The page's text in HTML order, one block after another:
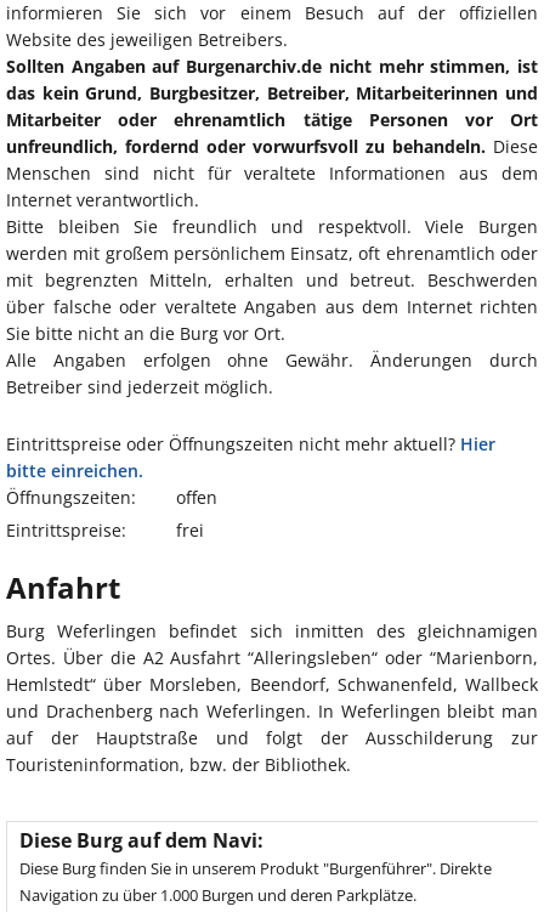
informieren Sie sich vor einem Besuch auf der offiziellen
Website des jeweiligen Betreibers.
Sollten Angaben auf Burgenarchiv.de nicht mehr stimmen, ist
das kein Grund, Burgbesitzer, Betreiber, Mitarbeiterinnen und
Mitarbeiter oder ehrenamtlich tätige Personen vor Ort
unfreundlich, fordernd oder vorwurfsvoll zu behandeln. Diese
Menschen sind nicht für veraltete Informationen aus dem
Internet verantwortlich.
Bitte bleiben Sie freundlich und respektvoll. Viele Burgen
werden mit großem persönlichem Einsatz, oft ehrenamtlich oder
mit begrenzten Mitteln, erhalten und betreut. Beschwerden
über falsche oder veraltete Angaben aus dem Internet richten
Sie bitte nicht an die Burg vor Ort.
Alle Angaben erfolgen ohne Gewähr. Änderungen durch
Betreiber sind jederzeit möglich.
Eintrittspreise oder Öffnungszeiten nicht mehr aktuell? Hier
bitte einreichen.
Öffnungszeiten:
offen
Eintrittspreise:
frei
Anfahrt
Burg Weferlingen befindet sich inmitten des gleichnamigen
Ortes. Über die A2 Ausfahrt “Alleringsleben“ oder “Marienborn,
Hemlstedt“ über Morsleben, Beendorf, Schwanenfeld, Wallbeck
und Drachenberg nach Weferlingen. In Weferlingen bleibt man
auf der Hauptstraße und folgt der Ausschilderung zur
Touristeninformation, bzw. der Bibliothek.
Diese Burg auf dem Navi:
Diese Burg finden Sie in unserem Produkt "Burgenführer". Direkte
Navigation zu über 1.000 Burgen und deren Parkplätze.